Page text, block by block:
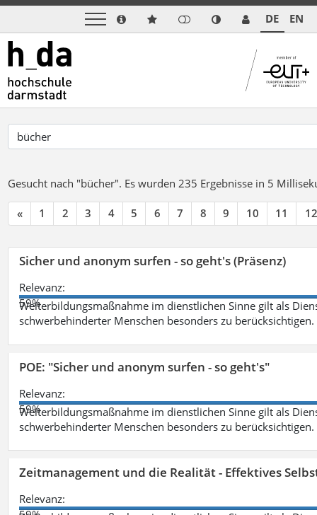
DE EN
Gesucht nach "bücher". Es wurden 235 Ergebnisse in 5
« 1 2 3 4 5 6 7 8 9 10 11 12
Sicher und anonym surfen - so geht's (Präsenz)
Relevanz:
59%
Weiterbildungsmaßnahme im dienstlichen Sinne gilt als
schwerbehinderter Menschen besonders zu berücksichtigen.
POE: "Sicher und anonym surfen - so geht's"
Relevanz:
59%
Weiterbildungsmaßnahme im dienstlichen Sinne gilt als
schwerbehinderter Menschen besonders zu berücksichtigen.
Zeitmanagement und die Realität - Effektives
Relevanz: